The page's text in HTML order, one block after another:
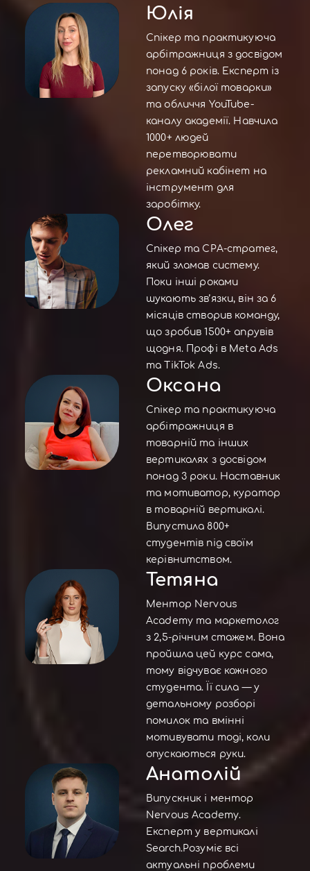
Юлія
Спікер та практикуюча
арбітражниця з досвідом
понад 6 років. Експерт із
запуску «білої товарки»
та обличчя YouTube-
каналу академії. Навчила
1000+ людей
перетворювати
рекламний кабінет на
інструмент для
заробітку.
Олег
Спікер та CPA-стратег,
який зламав систему.
Поки інші роками
шукають зв’язки, він за 6
місяців створив команду,
що зробив 1500+ апрувів
щодня. Профі в Meta Ads
та TikTok Ads.
Оксана
Спікер та практикуюча
арбітражниця в
товарній та інших
вертикалях з досвідом
понад 3 роки. Наставник
та мотиватор, куратор
в товарній вертикалі.
Випустила 800+
студентів під своїм
керівнитством.
Тетяна
Ментор Nervous
Academy та маркетолог
з 2,5-річним стажем. Вона
пройшла цей курс сама,
тому відчуває кожного
студента. Її сила — у
детальному розборі
помилок та вмінні
мотивувати тоді, коли
опускаються руки.
Анатолій
Випускник і ментор
Nervous Academy.
Експерт у вертикалі
Search.Розуміє всі
актуальні проблеми